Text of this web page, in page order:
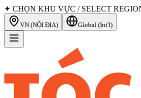
✦ CHỌN KHU VỰC / SELECT
VN (NỘI ĐỊA) Global (Int'l)